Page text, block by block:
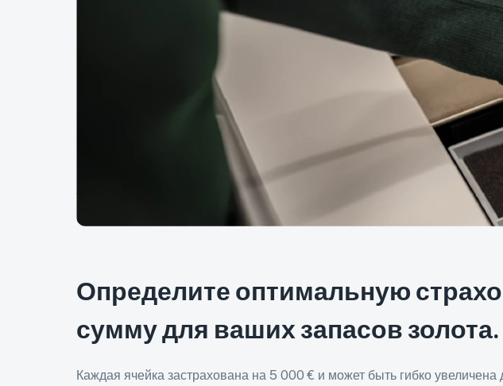
Определите оптимальную
сумму для ваших запасов золота.
Каждая ячейка застрахована на 5 000 € и может быть гибко